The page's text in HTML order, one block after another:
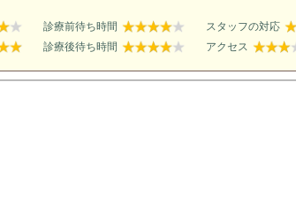
診療前待ち時間
スタッフの対応
診療後待ち時間 アクセス